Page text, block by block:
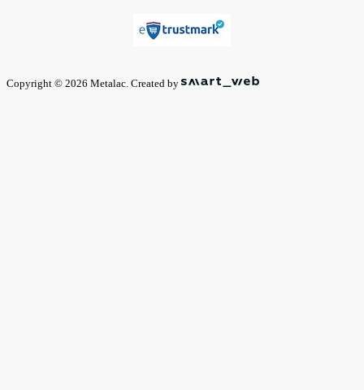
Copyright © 2026 Metalac. Created by